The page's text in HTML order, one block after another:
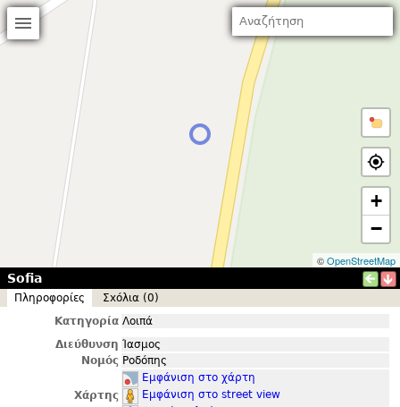
+
−
©OpenStreetMap
Sofia
Πληροφορίες
Σxόλια (0)
Κατηγορία Λοιπά
Διεύθυνση Ίασμος
Νομός Ροδόπης
Χάρτης
Εμφάνιση στο χάρτη
Εμφάνιση στο street view